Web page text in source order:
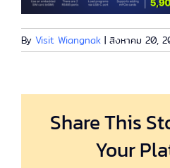
By Visit Wiangnak | สิงหาคม 20,
Share This
Your